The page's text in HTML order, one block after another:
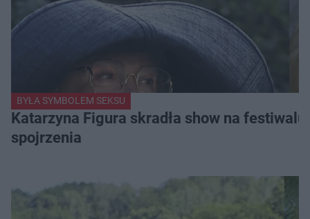
BYŁA SYMBOLEM SEKSU
Katarzyna Figura skradła show na
spojrzenia